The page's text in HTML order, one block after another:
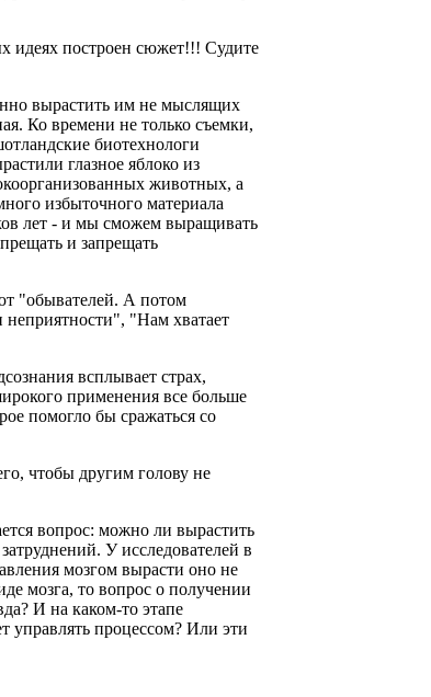
идеях построен сюжет!!! Судите
вырастить им не мыслящих
Ко времени не только съемки,
биотехнологи
глазное яблоко из
животных, а
избыточного материала
лет - и мы сможем выращивать
и запрещать
"обывателей. А потом
"Нам хватает
всплывает страх,
применения все больше
помогло бы сражаться со
чтобы другим голову не
вопрос: можно ли вырастить
У исследователей в
мозгом вырасти оно не
мозга, то вопрос о получении
И на каком-то этапе
управлять процессом? Или эти